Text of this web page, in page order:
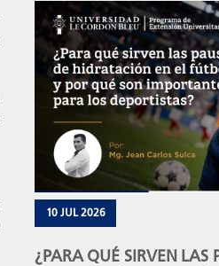
servicios afines necesitan
más allá de la operación
estratégicas, optimizar
crecimiento sostenible. El
septiembre de 2026 y está
10 JUL 2026
¿PARA QUÉ SIRVEN LAS